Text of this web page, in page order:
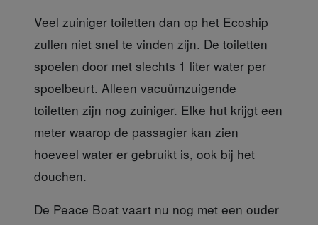
Veel zuiniger toiletten dan op het Ecoship
zullen niet snel te vinden zijn. De toiletten
spoelen door met slechts 1 liter water per
spoelbeurt. Alleen vacuümzuigende
toiletten zijn nog zuiniger. Elke hut krijgt een
meter waarop de passagier kan zien
hoeveel water er gebruikt is, ook bij het
douchen.
De Peace Boat vaart nu nog met een ouder